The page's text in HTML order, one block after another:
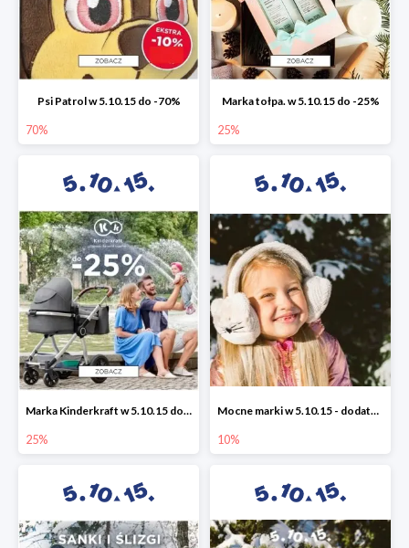
Psi Patrol w 5.10.15 do -70%
70%
Marka tołpa. w 5.10.15 do -25%
25%
Marka Kinderkraft w 5.10.15 do -25%
25%
Mocne marki w 5.10.15 - dodatkowe -10% rabatu
10%